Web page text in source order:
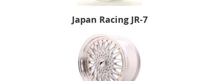
Japan Racing JR-7